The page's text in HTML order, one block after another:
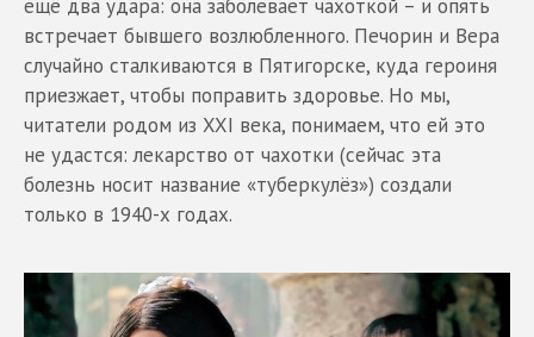
ещё два удара: она заболевает чахоткой – и опять
встречает бывшего возлюбленного. Печорин и Вера
случайно сталкиваются в Пятигорске, куда героиня
приезжает, чтобы поправить здоровье. Но мы,
читатели родом из XXI века, понимаем, что ей это
не удастся: лекарство от чахотки (сейчас эта
болезнь носит название «туберкулёз») создали
только в 1940-х годах.